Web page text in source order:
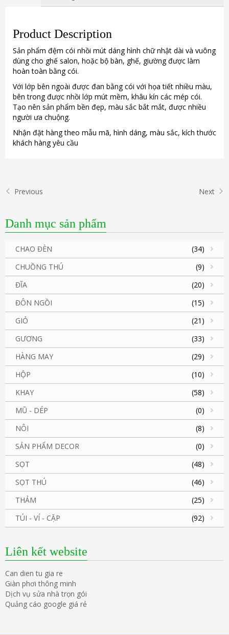
Product Description
Sản phẩm đệm cói nhồi mút dáng hình chữ nhật dài và vuông
dùng cho ghế salon, hoặc bộ bàn, ghế, giường được làm
hoàn toàn bằng cói.
Với lớp bên ngoài được đan bằng cói với họa tiết nhiều màu,
bên trong được nhồi lớp mút mềm, khâu kín các mép cói.
Tạo nên sản phẩm bền đẹp, màu sắc bắt mắt, được nhiều
người ưa chuộng.
Nhận đặt hàng theo mẫu mã, hình dáng, màu sắc, kích thước
khách hàng yêu cầu
Previous Next
Danh mục sản phẩm
CHAO ĐÈN
(34)
CHUỒNG THÚ
(9)
ĐĨA
(20)
ĐÔN NGỒI
(15)
GIỎ
(21)
GƯƠNG
(33)
HÀNG MAY
(29)
HỘP
(10)
KHAY
(58)
MŨ - DÉP
(0)
NÔI
(8)
SẢN PHẨM DECOR
(0)
SỌT
(48)
SỌT THÚ
(46)
THẢM
(25)
TÚI - VÍ - CẶP
(92)
Liên kết website
Can dien tu gia re
Giàn phơi thông minh
Dịch vụ sửa nhà trọn gói
Quảng cáo google giá rẻ